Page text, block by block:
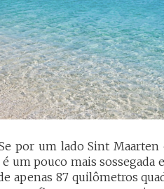
por um lado Sint
um pouco mais sossegada
apenas 87 quilômetros